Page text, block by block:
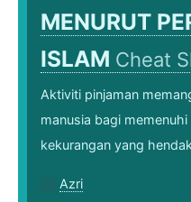
MENURUT
ISLAM Cheat
Aktiviti pinjaman
manusia bagi
kekurangan yang
Azri